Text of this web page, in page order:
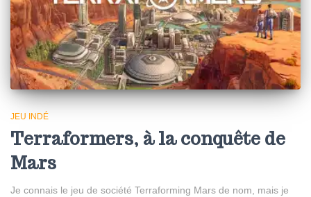
JEU INDÉ
Terraformers, à la conquête de
Mars
Je connais le jeu de société Terraforming Mars de nom, mais je